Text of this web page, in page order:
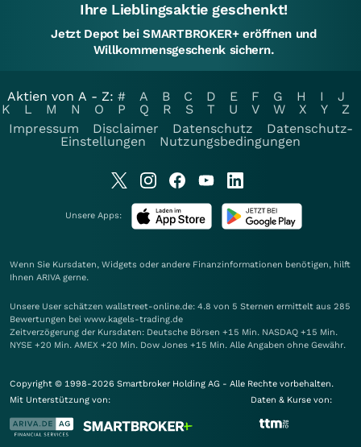
Ihre Lieblingsaktie geschenkt!
Jetzt Depot bei SMARTBROKER+ eröffnen und
Willkommensgeschenk sichern.
Aktien von A - Z: # A B C D E F G H I
J
K
L M N O P Q R S T U V W X Y
Z
Impressum
Disclaimer Datenschutz
Datenschutz-
Einstellungen
Nutzungsbedingungen
Unsere Apps:
Wenn Sie Kursdaten, Widgets oder andere Finanzinformationen benötigen, hilft
Ihnen ARIVA gerne.
Unsere User schätzen wallstreet-online.de: 4.8 von 5 Sternen ermittelt aus 285
Bewertungen bei www.kagels-trading.de
Zeitverzögerung der Kursdaten: Deutsche Börsen +15 Min. NASDAQ +15 Min.
NYSE +20 Min. AMEX +20 Min. Dow Jones +15 Min. Alle Angaben ohne Gewähr.
Copyright © 1998-2026 Smartbroker Holding AG - Alle Rechte vorbehalten.
Mit Unterstützung von:
Daten & Kurse von: